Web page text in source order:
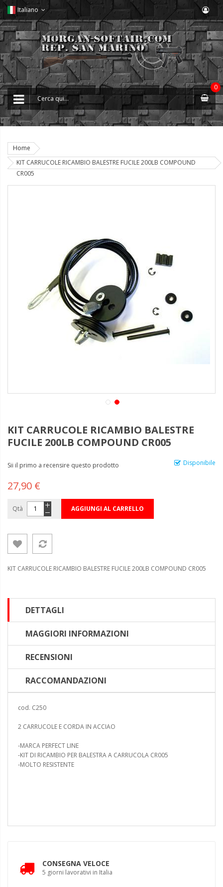
Italiano
0
Home
KIT CARRUCOLE RICAMBIO BALESTRE FUCILE 200LB COMPOUND
CR005
KIT CARRUCOLE RICAMBIO BALESTRE
FUCILE 200LB COMPOUND CR005
Disponibile
Sii il primo a recensire questo prodotto
27,90 €
Qtà AGGIUNGI AL CARRELLO
KIT CARRUCOLE RICAMBIO BALESTRE FUCILE 200LB COMPOUND CR005
DETTAGLI
MAGGIORI INFORMAZIONI
RECENSIONI
RACCOMANDAZIONI
cod. C250
2 CARRUCOLE E CORDA IN ACCIAO
-MARCA PERFECT LINE
-KIT DI RICAMBIO PER BALESTRA A CARRUCOLA CR005
-MOLTO RESISTENTE
CONSEGNA VELOCE
5 giorni lavorativi in Italia